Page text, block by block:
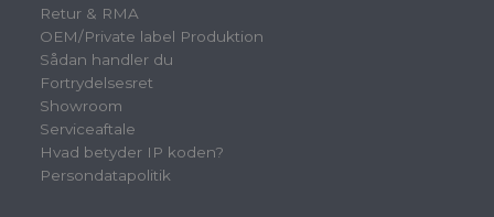
Retur & RMA
OEM/Private label Produktion
Sådan handler du
Fortrydelsesret
Showroom
Serviceaftale
Hvad betyder IP koden?
Persondatapolitik